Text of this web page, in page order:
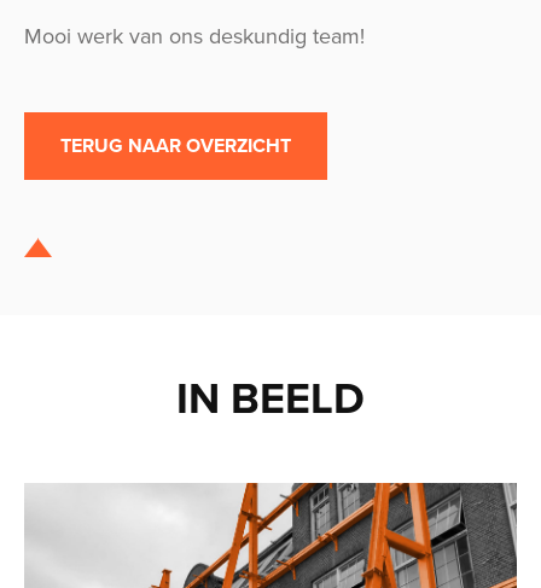
Mooi werk van ons deskundig team!
TERUG NAAR OVERZICHT
IN BEELD